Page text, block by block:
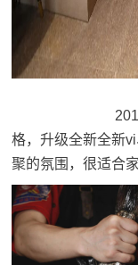
2019年蜀滋
格，升级全新全新
聚的氛围，很适合